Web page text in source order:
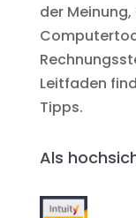
der
Leitfaden
Tipps.
Als